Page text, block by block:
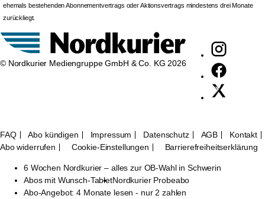
ehemals bestehenden Abonnementvertrags oder Aktionsvertrags mindestens drei Monate
zurückliegt.
© Nordkurier Mediengruppe GmbH & Co. KG 2026
FAQ Abo kündigen Impressum Datenschutz AGB
Kontakt
Abo widerrufen
Cookie-Einstellungen Barrierefreiheitserklärung
6 Wochen Nordkurier – alles zur OB-Wahl in Schwerin
Abos mit Wunsch-TabletNordkurier Probeabo
Abo-Angebot: 4 Monate lesen - nur 2 zahlen